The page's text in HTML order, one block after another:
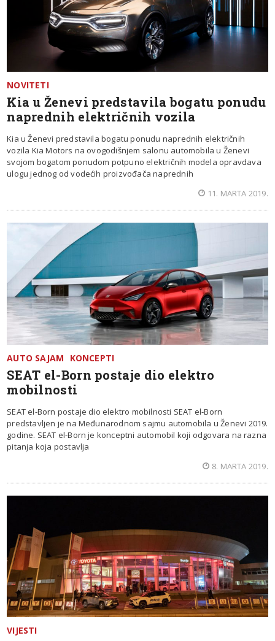
NOVITETI
Kia u Ženevi predstavila bogatu ponudu
naprednih električnih vozila
Kia u Ženevi predstavila bogatu ponudu naprednih električnih
vozila Kia Motors na ovogodišnjem salonu automobila u Ženevi
svojom bogatom ponudom potpuno električnih modela opravdava
ulogu jednog od vodećih proizvođača naprednih
11. MARTA 2019.
AUTO SAJAM KONCEPTI
SEAT el-Born postaje dio elektro
mobilnosti
SEAT el-Born postaje dio elektro mobilnosti SEAT el-Born
predstavljen je na Međunarodnom sajmu automobila u Ženevi 2019.
godine. SEAT el-Born je konceptni automobil koji odgovara na razna
pitanja koja postavlja
8. MARTA 2019.
VIJESTI